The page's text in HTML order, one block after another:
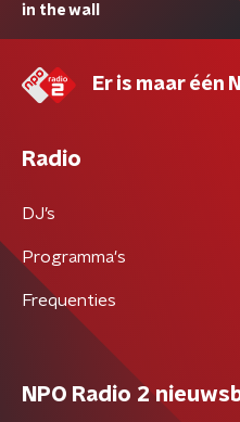
in the wall
Er is maar één
Radio
DJ’s
Programma's
Frequenties
NPO Radio 2